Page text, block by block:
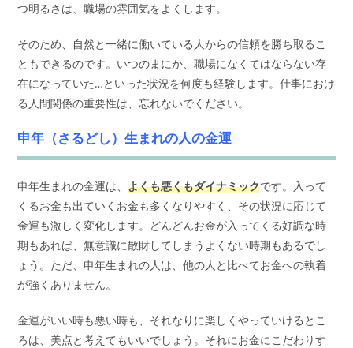
つ明るさは、職場の雰囲気をよくします。
そのため、自然と一緒に働いている人からの信頼を勝ち取るこ
ともできるのです。いつのまにか、職場になくてはならない存
在になっていた…といった状況を何度も経験します。仕事におけ
る人間関係の重要性は、忘れないでください。
申年（さるどし）生まれの人の金運
申年生まれの金運は、よくも悪くもダイナミックです。入って
くるお金も出ていくお金も多くなりやすく、その状況に応じて
金運も激しく変化します。どんどんお金が入ってくる好調な時
期もあれば、無意識に散財してしまうよくない時期もあるでし
ょう。ただ、申年生まれの人は、他の人と比べてお金への執着
が強くありません。
金運がいい時も悪い時も、それなりに楽しくやっていけるとこ
ろは、美点と考えてもいいでしょう。それにお金にこだわりす